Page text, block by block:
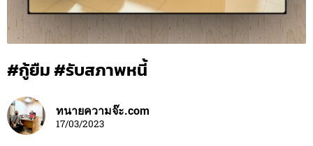
#กู้ยืม #รับสภาพหนี้
ทนายความจ๊ะ.com
17/03/2023